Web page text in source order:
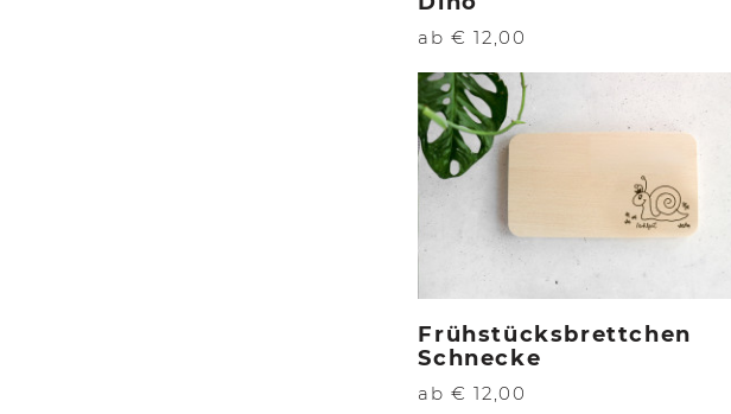
ab € 12,00
Frühstücksbrettchen
Schnecke
ab € 12,00